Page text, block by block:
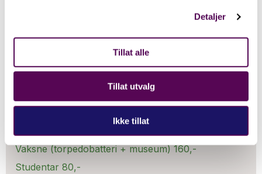
Detaljer
Tillat alle
Tillat utvalg
Ikke tillat
Vaksne (torpedobatteri + museum) 160,-
Studentar 80,-